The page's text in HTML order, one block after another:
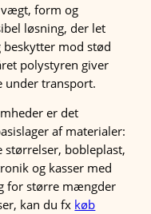
form og
løsning, der let
mod stød
polystyren giver
under transport.
er det
af materialer:
bobleplast,
og kasser med
for større mængder
kan du fx køb